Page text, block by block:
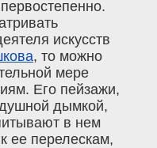
искусств
, то можно
мере
Его пейзажи,
дымкой,
в нем
ее перелескам,